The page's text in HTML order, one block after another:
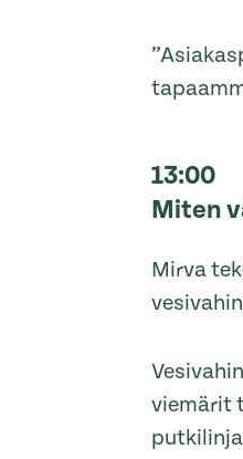
13:00
Miten
Mirva
viemärit